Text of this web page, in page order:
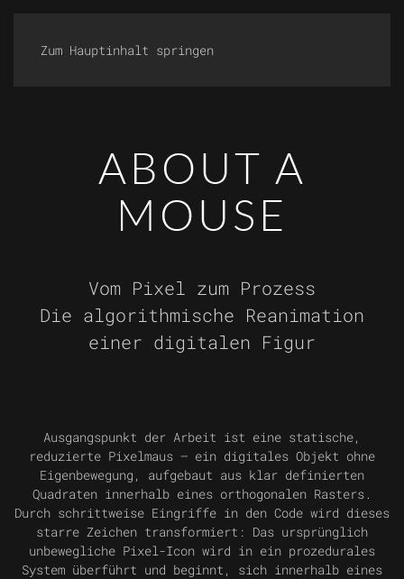
Zum Hauptinhalt springen
ABOUT A
MOUSE
Vom Pixel zum Prozess
Die algorithmische Reanimation
einer digitalen Figur
Ausgangspunkt der Arbeit ist eine statische,
reduzierte Pixelmaus — ein digitales Objekt ohne
Eigenbewegung, aufgebaut aus klar definierten
Quadraten innerhalb eines orthogonalen Rasters.
Durch schrittweise Eingriffe in den Code wird dieses
starre Zeichen transformiert: Das ursprünglich
unbewegliche Pixel-Icon wird in ein prozedurales
System überführt und beginnt, sich innerhalb eines